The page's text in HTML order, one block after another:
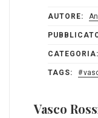
AUTORE:
CATEGORIA:
TAGS:
Vasco